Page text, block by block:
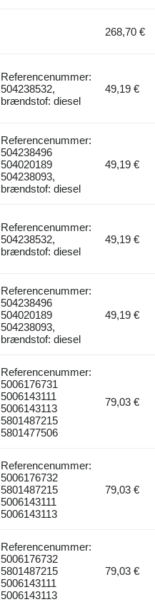
268,70 €
Referencenummer:
504238532,
brændstof: diesel
49,19 €
Referencenummer:
504238496
504020189
504238093,
brændstof: diesel
49,19 €
Referencenummer:
504238532,
brændstof: diesel
49,19 €
Referencenummer:
504238496
504020189
504238093,
brændstof: diesel
49,19 €
Referencenummer:
5006176731
5006143111
5006143113
5801487215
5801477506
79,03 €
Referencenummer:
5006176732
5801487215
5006143111
5006143113
79,03 €
Referencenummer:
5006176732
5801487215
5006143111
5006143113
79,03 €